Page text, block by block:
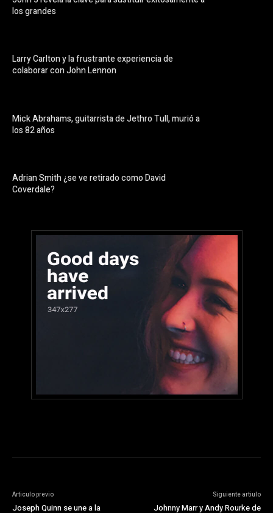
los grandes
Larry Carlton y la frustrante experiencia de
colaborar con John Lennon
Mick Abrahams, guitarrista de Jethro Tull, murió a
los 82 años
Adrian Smith ¿se ve retirado como David
Coverdale?
Articulo previo
Joseph Quinn se une a la
Siguiente artiulo
Johnny Marr y Andy Rourke de